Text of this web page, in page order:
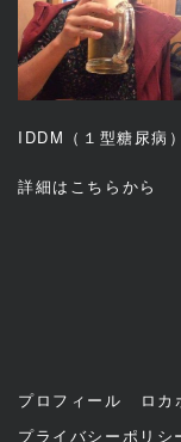
IDDM（１型糖尿病
詳細は こちら から
プロフィール ロカ
プライバシーポリシ